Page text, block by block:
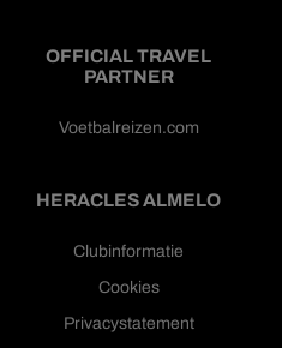
OFFICIAL TRAVEL
PARTNER
Voetbalreizen.com
HERACLES ALMELO
Clubinformatie
Cookies
Privacystatement